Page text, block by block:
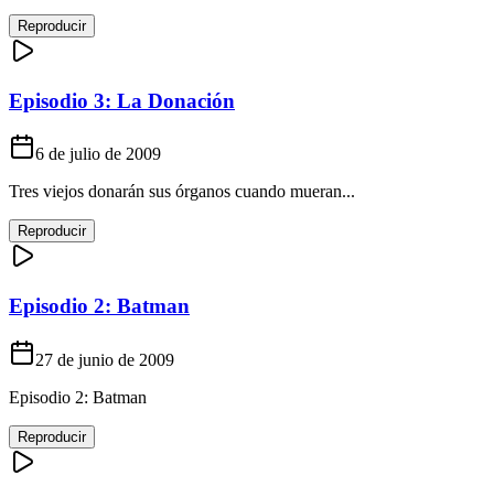
Reproducir
Episodio 3: La Donación
6 de julio de 2009
Tres viejos donarán sus órganos cuando mueran...
Reproducir
Episodio 2: Batman
27 de junio de 2009
Episodio 2: Batman
Reproducir